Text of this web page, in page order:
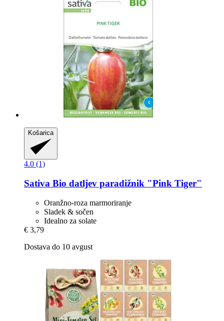
Košarica
4.0 (1)
Sativa Bio datljev paradižnik "Pink Tiger"
Oranžno-roza marmoriranje
Sladek & sočen
Idealno za solate
€ 3,79
Dostava do 10 avgust